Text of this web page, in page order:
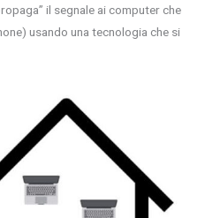
il segnale ai computer che
usando una tecnologia che si